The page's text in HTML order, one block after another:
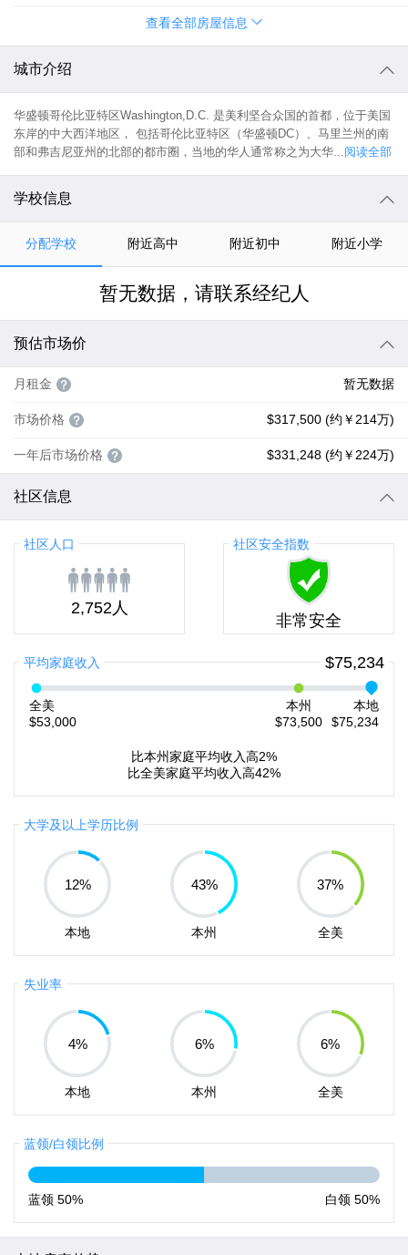
查看全部房屋信息
城市介绍
华盛顿哥伦比亚特区Washington,D.C. 是美利坚合众国的首都，位于美国
东岸的中大西洋地区， 包括哥伦比亚特区（华盛顿DC）、马里兰州的南
部和弗吉尼亚州的北部的都市圈，当地的华人通常称之为大华...阅读全部
学校信息
分配学校 附近高中 附近初中 附近小学
暂无数据，请联系经纪人
预估市场价
月租金 暂无数据
市场价格 $317,500 (约￥214万)
一年后市场价格 $331,248 (约￥224万)
社区信息
社区人口
2,752人
社区安全指数
非常安全
平均家庭收入 $75,234
全美
$53,000
本州
$73,500
本地
$75,234
比本州家庭平均收入高2%
比全美家庭平均收入高42%
大学及以上学历比例
12%
本地
43%
本州
37%
全美
失业率
4%
本地
6%
本州
6%
全美
蓝领/白领比例
蓝领 50% 白领 50%